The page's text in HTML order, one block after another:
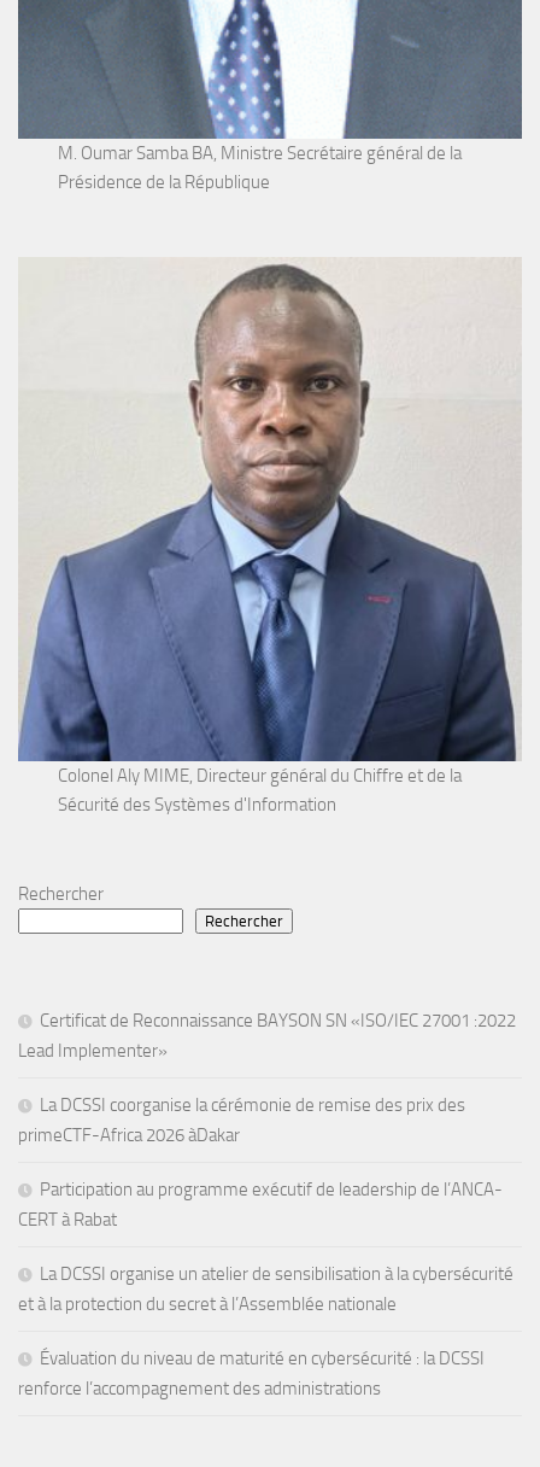
M. Oumar Samba BA, Ministre Secrétaire général de la
Présidence de la République
Colonel Aly MIME, Directeur général du Chiffre et de la
Sécurité des Systèmes d'Information
Rechercher
Rechercher
Certificat de Reconnaissance BAYSON SN «ISO/IEC 27001 :2022
Lead Implementer»
La DCSSI coorganise la cérémonie de remise des prix des
primeCTF-Africa 2026 àDakar
Participation au programme exécutif de leadership de l’ANCA-
CERT à Rabat
La DCSSI organise un atelier de sensibilisation à la cybersécurité
et à la protection du secret à l’Assemblée nationale
Évaluation du niveau de maturité en cybersécurité : la DCSSI
renforce l’accompagnement des administrations